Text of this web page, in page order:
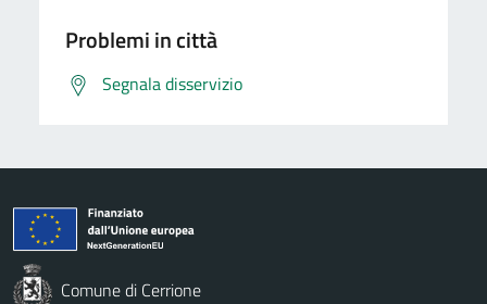
Problemi in città
Segnala disservizio
Comune di Cerrione